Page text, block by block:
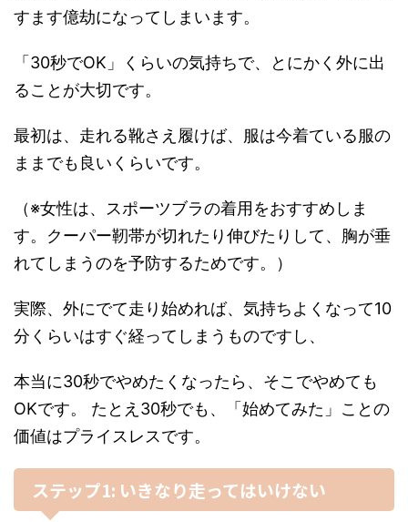
すます億劫になってしまいます。
「30秒でOK」くらいの気持ちで、とにかく外に出
ることが大切です。
最初は、走れる靴さえ履けば、服は今着ている服の
ままでも良いくらいです。
（※女性は、スポーツブラの着用をおすすめしま
す。クーパー靭帯が切れたり伸びたりして、胸が垂
れてしまうのを予防するためです。）
実際、外にでて走り始めれば、気持ちよくなって10
分くらいはすぐ経ってしまうものですし、
本当に30秒でやめたくなったら、そこでやめても
OKです。 たとえ30秒でも、「始めてみた」ことの
価値はプライスレスです。
ステップ1: いきなり走ってはいけない